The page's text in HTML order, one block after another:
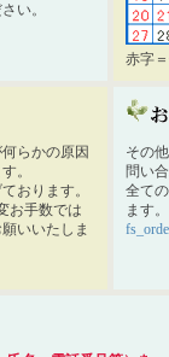
い。
赤字
らかの原因
。
おります。
お手数では
いいたしま
その
問い
全て
ます。